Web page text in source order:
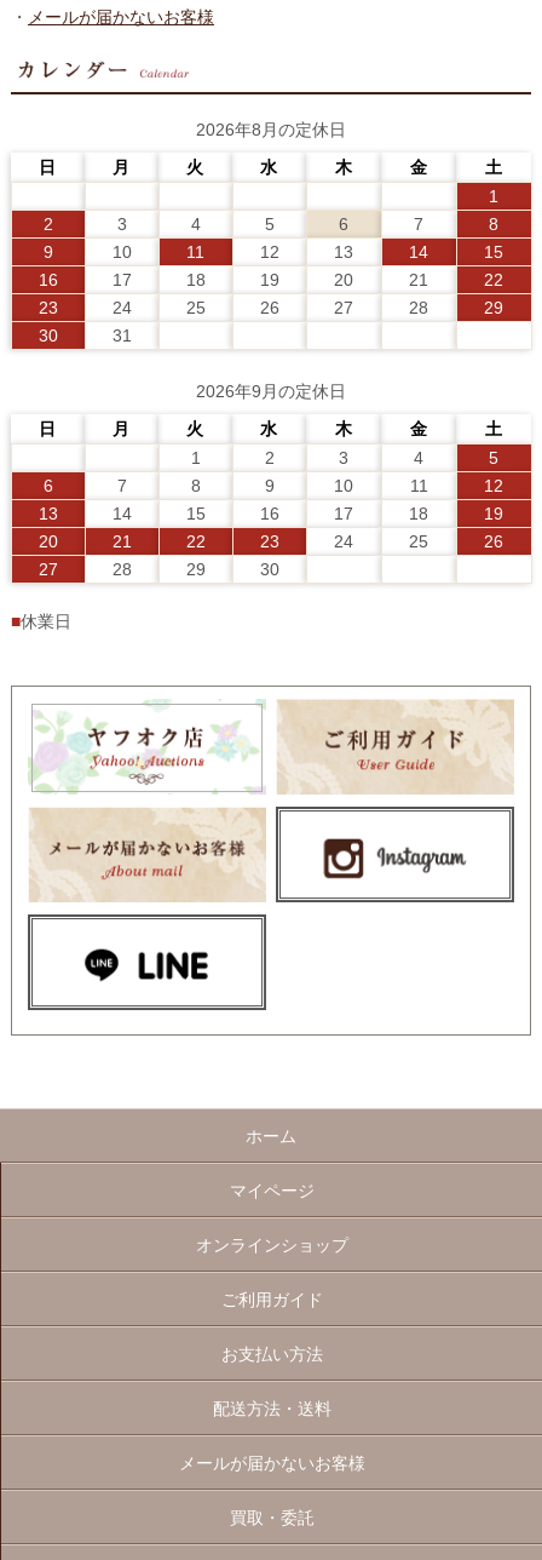
・ メールが届かないお客様
2026年8月の定休日
日
月 火 水 木 金
土
1
2
3 4 5 6 7
8
9
10 11 12 13 14
15
16
17 18 19 20 21
22
23
24 25 26 27 28
29
30
31
2026年9月の定休日
日
月 火 水 木 金
土
1
2 3 4
5
6
7 8 9 10 11
12
13
14 15 16 17 18
19
20
21 22 23 24 25
26
27
28 29 30
■休業日
ホーム
マイページ
オンラインショップ
ご利用ガイド
お支払い方法
配送方法・送料
メールが届かないお客様
買取・委託